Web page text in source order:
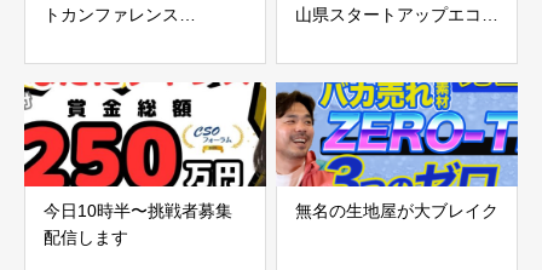
トカンファレンス
山県スタートアップエコシ
「T-Startup2023」】
今日10時半〜挑戦者募集
配信します
無名の生地屋が大ブレイク